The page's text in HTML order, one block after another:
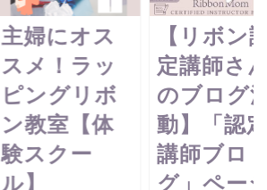
主婦にオス
スメ！ラッ
ピングリボ
ン教室【体
験スクー
ル】
【リボン
定講師さ
のブログ
動】「認
講師ブロ
グ」ペー